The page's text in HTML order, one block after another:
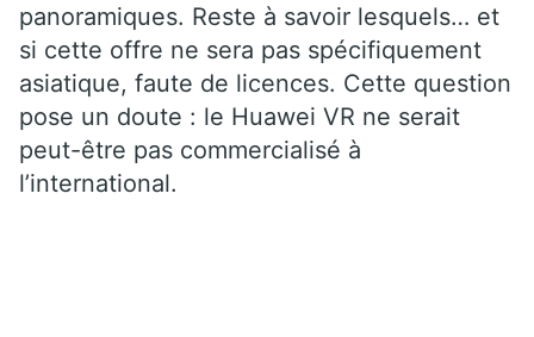
panoramiques. Reste à savoir lesquels… et
si cette offre ne sera pas spécifiquement
asiatique, faute de licences. Cette question
pose un doute : le Huawei VR ne serait
peut-être pas commercialisé à
l’international.